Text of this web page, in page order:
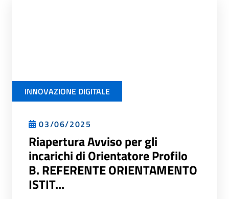
INNOVAZIONE DIGITALE
03/06/2025
Riapertura Avviso per gli
incarichi di Orientatore Profilo
B. REFERENTE ORIENTAMENTO
ISTIT...